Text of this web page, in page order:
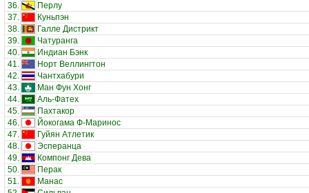
36.
Перлу
37.
Куньпэн
38.
Галле Дистрикт
39.
Чатуранга
40.
Индиан Бэнк
41.
Норт Веллингтон
42.
Чантхабури
43.
Ман Фун Хонг
44.
Аль-Фатех
45.
Пахтакор
46.
Йокогама Ф-Маринос
47.
Гуйян Атлетик
48.
Эсперанца
49.
Компонг Дева
50.
Перак
51.
Манас